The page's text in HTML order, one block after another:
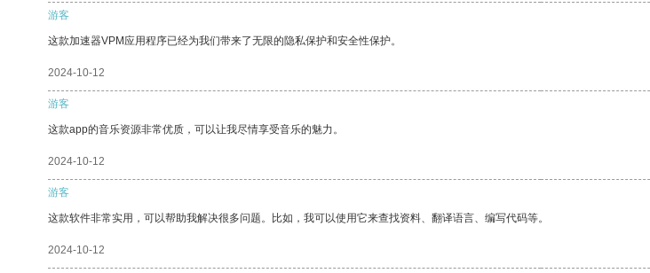
游客
这款加速器VPM应用程序已经为我们带来了无限的隐私保护和安全性保护。
2024-10-12
游客
这款app的音乐资源非常优质，可以让我尽情享受音乐的魅力。
2024-10-12
游客
这款软件非常实用，可以帮助我解决很多问题。比如，我可以使用它来查找资料、翻译语言、编写代码等。
2024-10-12